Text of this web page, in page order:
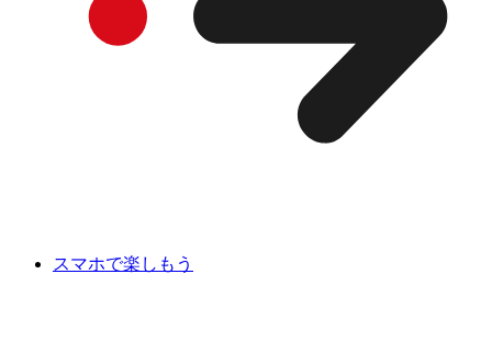
スマホで楽しもう